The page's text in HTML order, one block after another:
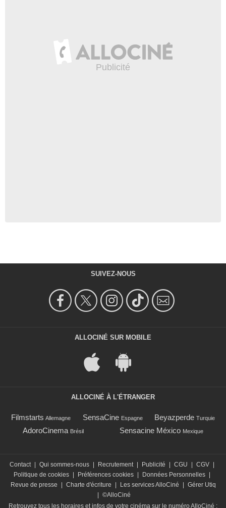
SUIVEZ-NOUS
ALLOCINÉ SUR MOBILE
ALLOCINÉ À L'ÉTRANGER
Filmstarts Allemagne SensaCine Espagne Beyazperde Turquie
AdoroCinema Brésil Sensacine México Mexique
Contact Qui sommes-nous Recrutement Publicité CGU CGV
Politique de cookies
Préférences cookies Données Personnelles
Revue de presse
Charte d'écriture Les services AlloCiné
Gérer Utiq
©AlloCiné
Retrouvez tous les horaires et infos de votre cinéma sur le numéro AlloCiné :